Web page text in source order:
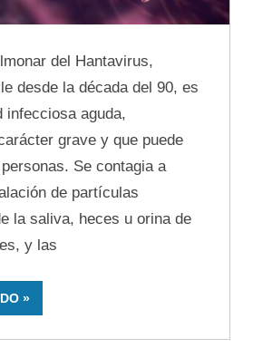
del Hantavirus,
desde la década del 90, es
infecciosa aguda,
grave y que puede
Se contagia a
de partículas
la saliva, heces u orina de
y las